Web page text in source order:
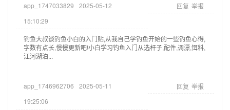
app_1747033829
2025-05-12
15:10:29
回复 举报
钓鱼大叔谈钓鱼小白的入门贴,从我自己学钓鱼开始的一些钓鱼心得,
字数有点长,慢慢更新吧!小白学习钓鱼入门从选杆子,配件,调漂,饵料,
江河湖泊...
app_1746962706
2025-05-11
19:25:06
回复 举报